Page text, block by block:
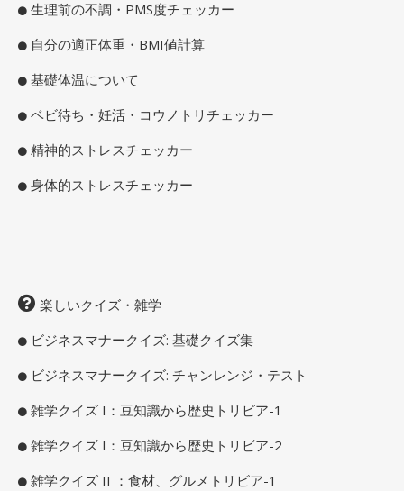
生理前の不調・PMS度チェッカー
自分の適正体重・BMI値計算
基礎体温について
ベビ待ち・妊活・コウノトリチェッカー
精神的ストレスチェッカー
身体的ストレスチェッカー
楽しいクイズ・雑学
ビジネスマナークイズ: 基礎クイズ集
ビジネスマナークイズ: チャンレンジ・テスト
雑学クイズ I：豆知識から歴史トリビア-1
雑学クイズ I：豆知識から歴史トリビア-2
雑学クイズ II ：食材、グルメトリビア-1